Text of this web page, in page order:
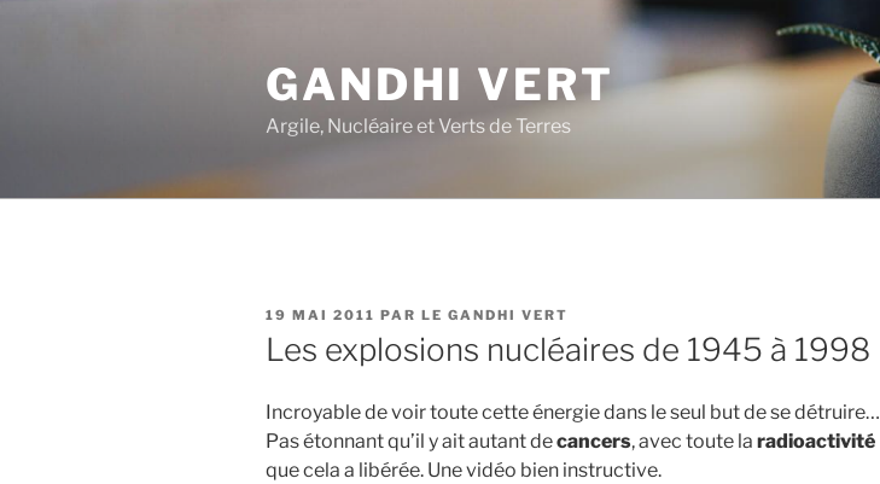
GANDHI VERT
Argile, Nucléaire et Verts de Terres
PUBLIÉ
LE
19 MAI 2011 PAR LE GANDHI VERT
Les explosions nucléaires de 1945 à 1998
Incroyable de voir toute cette énergie dans le seul but de se détruire…
Pas étonnant qu’il y ait autant decancers, avec toute la radioactivité
que cela a libérée. Une vidéo bien instructive.